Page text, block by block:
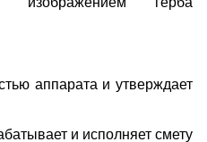
аппарата и утверждает
и исполняет смету